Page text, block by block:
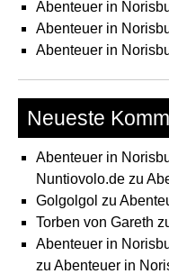
Abenteuer in
Abenteuer in
Abenteuer in
Neueste
Abenteuer in
Nuntiovolo.de zu
Golgolgol zu
Torben von Gareth
Abenteuer in
zu Abenteuer in